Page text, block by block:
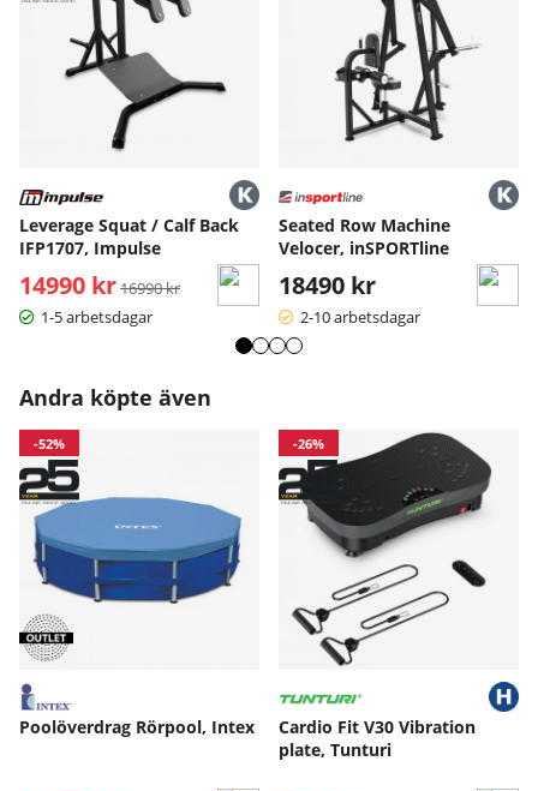
Leverage Squat / Calf Back
IFP1707, Impulse
14990 kr Ordinarie pris:
16990 kr
1-5 arbetsdagar
Seated Row Machine
Velocer, inSPORTline
18490 kr
2-10 arbetsdagar
Andra köpte även
-52%
Poolöverdrag Rörpool, Intex
-26%
Cardio Fit V30 Vibration
plate, Tunturi